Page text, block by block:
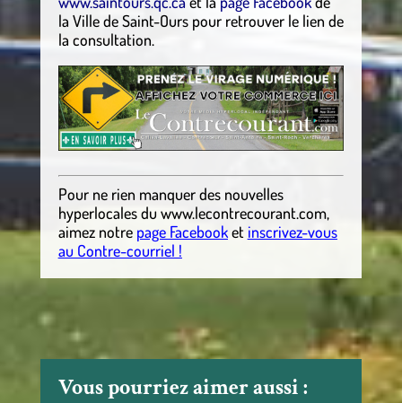
la Ville de Saint-Ours pour retrouver le lien de
la consultation.
Pour ne rien manquer des nouvelles
hyperlocalesdu www.lecontrecourant.com,
aimez notre page Facebooket inscrivez-vous
au Contre-courriel !
Vous pourriez aimer aussi :